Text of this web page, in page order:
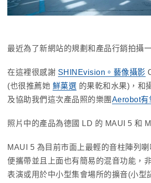
最近為了新網站的規劃和產品行銷拍攝
在這裡很感謝 SHINEvision。藝像攝影
(也很推薦她 鮮菓選 的果乾和水果)，和
及協助我們這次產品照的樂團 Aerobot有
照片中的產品為德國 LD 的 MAUI 5 和
MAUI 5 為目前市面上最輕的音柱陣列
便攜帶並且上面也有簡易的混音功能，
表演或用於中小型集會場所的擴音(小型